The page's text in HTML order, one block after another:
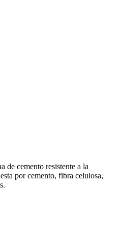
de cemento resistente a la
por cemento, fibra celulosa,